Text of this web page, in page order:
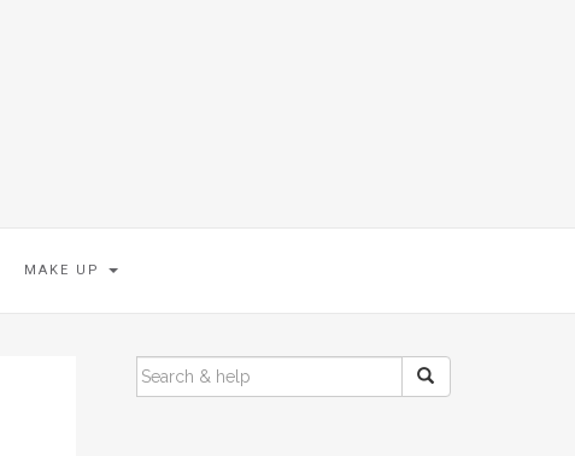
MAKE UP
SEARCH
FOR: